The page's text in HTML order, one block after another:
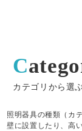
カテゴリから選ぶ
照明器具の種類（カ
壁に設置したり、高